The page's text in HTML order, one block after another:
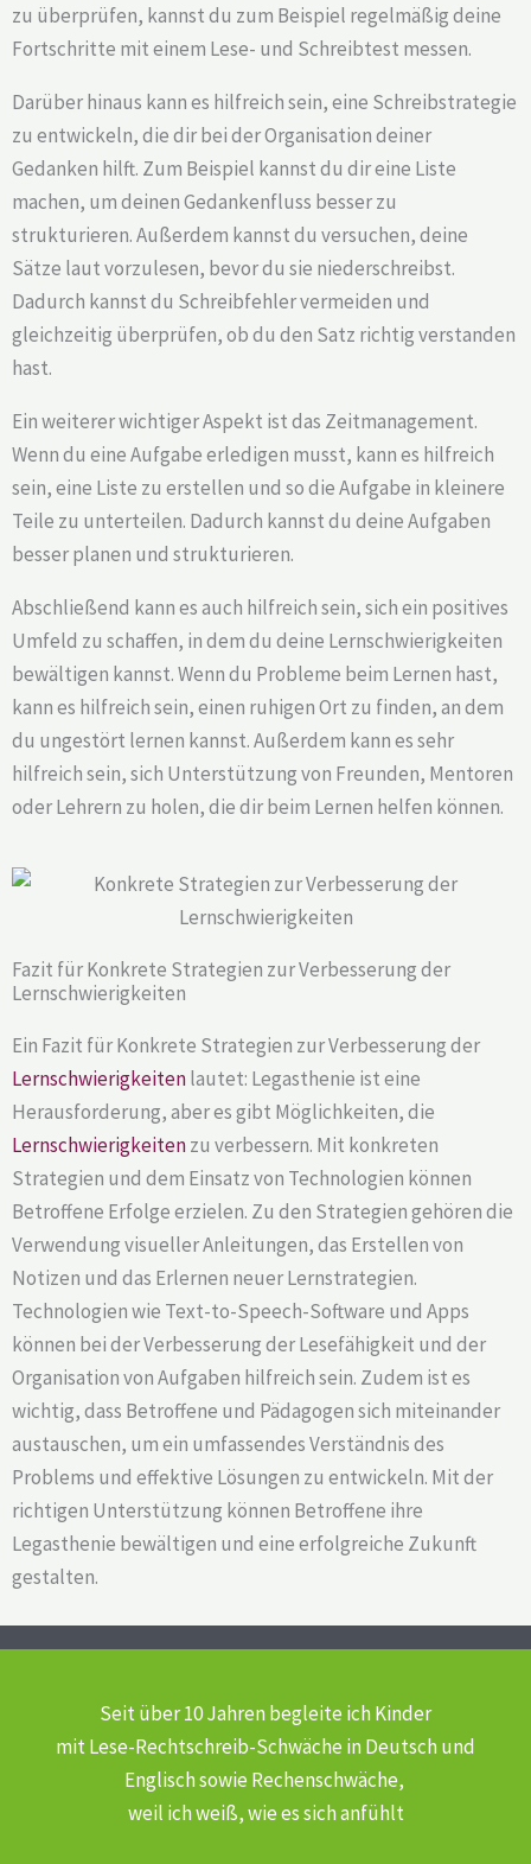
zu überprüfen, kannst du zum Beispiel regelmäßig deine
Fortschritte mit einem Lese- und Schreibtest messen.
Darüber hinaus kann es hilfreich sein, eine Schreibstrategie
zu entwickeln, die dir bei der Organisation deiner
Gedanken hilft. Zum Beispiel kannst du dir eine Liste
machen, um deinen Gedankenfluss besser zu
strukturieren. Außerdem kannst du versuchen, deine
Sätze laut vorzulesen, bevor du sie niederschreibst.
Dadurch kannst du Schreibfehler vermeiden und
gleichzeitig überprüfen, ob du den Satz richtig verstanden
hast.
Ein weiterer wichtiger Aspekt ist das Zeitmanagement.
Wenn du eine Aufgabe erledigen musst, kann es hilfreich
sein, eine Liste zu erstellen und so die Aufgabe in kleinere
Teile zu unterteilen. Dadurch kannst du deine Aufgaben
besser planen und strukturieren.
Abschließend kann es auch hilfreich sein, sich ein positives
Umfeld zu schaffen, in dem du deine Lernschwierigkeiten
bewältigen kannst. Wenn du Probleme beim Lernen hast,
kann es hilfreich sein, einen ruhigen Ort zu finden, an dem
du ungestört lernen kannst. Außerdem kann es sehr
hilfreich sein, sich Unterstützung von Freunden, Mentoren
oder Lehrern zu holen, die dir beim Lernen helfen können.
Fazit für Konkrete Strategien zur Verbesserung der
Lernschwierigkeiten
Ein Fazit für Konkrete Strategien zur Verbesserung der
Lernschwierigkeitenlautet: Legasthenie ist eine
Herausforderung, aber es gibt Möglichkeiten, die
Lernschwierigkeitenzu verbessern. Mit konkreten
Strategien und dem Einsatz von Technologien können
Betroffene Erfolge erzielen. Zu den Strategien gehören die
Verwendung visueller Anleitungen, das Erstellen von
Notizen und das Erlernen neuer Lernstrategien.
Technologien wie Text-to-Speech-Software und Apps
können bei der Verbesserung der Lesefähigkeit und der
Organisation von Aufgaben hilfreich sein. Zudem ist es
wichtig, dass Betroffene und Pädagogen sich miteinander
austauschen, um ein umfassendes Verständnis des
Problems und effektive Lösungen zu entwickeln. Mit der
richtigen Unterstützung können Betroffene ihre
Legasthenie bewältigen und eine erfolgreiche Zukunft
gestalten.
Seit über 10 Jahren begleite ich Kinder
mit Lese-Rechtschreib-Schwächein Deutsch und
Englisch sowie Rechenschwäche,
weil ich weiß, wie es sich anfühlt